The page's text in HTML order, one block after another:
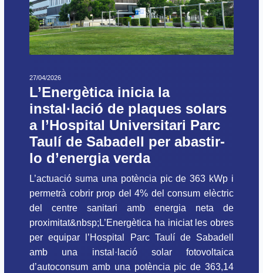
27/04/2026
L’Energètica inicia la
instal·lació de plaques solars
a l’Hospital Universitari Parc
Taulí de Sabadell per abastir-
lo d’energia verda
L’actuació suma una potència pic de 363 kWp i
permetrà cobrir prop del 4% del consum elèctric
del centre sanitari amb energia neta de
proximitat&nbsp;L’Energètica ha iniciat les obres
per equipar l’Hospital Parc Taulí de Sabadell
amb una instal·lació solar fotovoltaica
d’autoconsum amb una potència pic de 363,14